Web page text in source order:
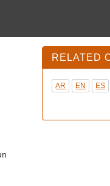
RELATED
AR EN ES